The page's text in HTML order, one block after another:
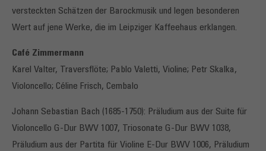
versteckten Schätzen der Barockmusik und legen besonderen
Wert auf jene Werke, die im Leipziger Kaffeehaus erklangen.
Café Zimmermann
Karel Valter, Traversflöte; Pablo Valetti, Violine; Petr Skalka,
Violoncello; Céline Frisch, Cembalo
Johann Sebastian Bach (1685-1750): Präludium aus der Suite für
Violoncello G-Dur BWV 1007, Triosonate G-Dur BWV 1038,
Präludium aus der Partita für Violine E-Dur BWV 1006, Präludium